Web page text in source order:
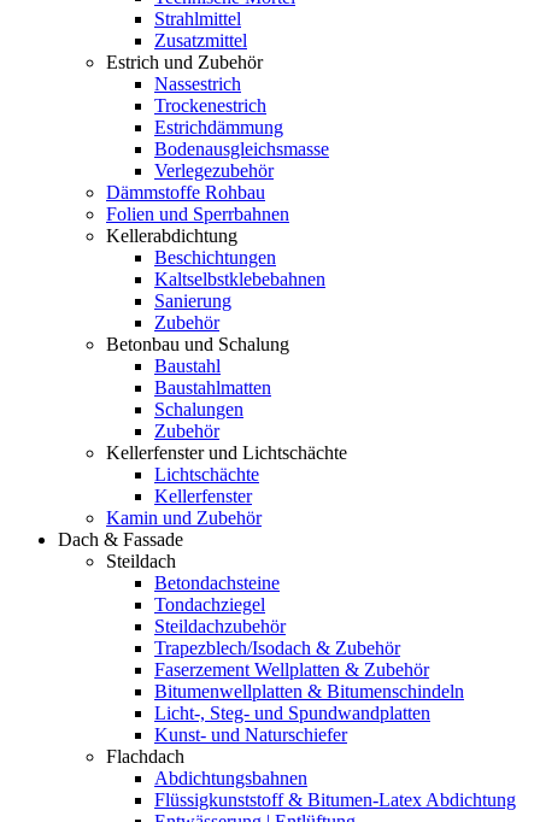
Strahlmittel
Zusatzmittel
Estrich und Zubehör
Nassestrich
Trockenestrich
Estrichdämmung
Bodenausgleichsmasse
Verlegezubehör
Dämmstoffe Rohbau
Folien und Sperrbahnen
Kellerabdichtung
Beschichtungen
Kaltselbstklebebahnen
Sanierung
Zubehör
Betonbau und Schalung
Baustahl
Baustahlmatten
Schalungen
Zubehör
Kellerfenster und Lichtschächte
Lichtschächte
Kellerfenster
Kamin und Zubehör
Dach & Fassade
Steildach
Betondachsteine
Tondachziegel
Steildachzubehör
Trapezblech/Isodach & Zubehör
Faserzement Wellplatten & Zubehör
Bitumenwellplatten & Bitumenschindeln
Licht-, Steg- und Spundwandplatten
Kunst- und Naturschiefer
Flachdach
Abdichtungsbahnen
Flüssigkunststoff & Bitumen-Latex Abdichtung